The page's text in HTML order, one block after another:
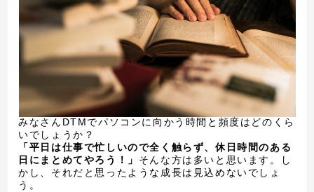
みなさんDTMでパソコンに向かう時間と頻度はどのくら
いでしょうか？
「平日は仕事で忙しいので全く触らず、休日時間のある
日にまとめてやろう！」 そんな方は多いと思います。し
かし、それだと思ったような成長は見込めないでしょ
う。